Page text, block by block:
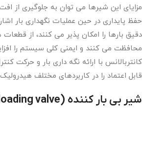
مزایای این شیرها می توان به جلوگیری از
حفظ پایداری در حین عملیات نگهداری بار
دقیق بارها را امکان پذیر می کنند، از
محافظت می کنند و ایمنی کلی سیستم را
کانتربالانس با ارائه نگه ‌داری بار و حرکت
قابل اعتماد را در کاربردهای مختلف
شیر بی بار کننده (unloading valve)